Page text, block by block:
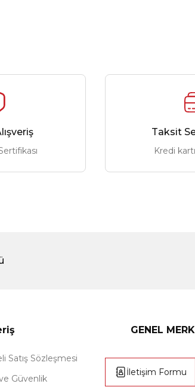
Taksit
Kredi
Satış Sözleşmesi
Güvenlik
GENEL
İletişim Formu